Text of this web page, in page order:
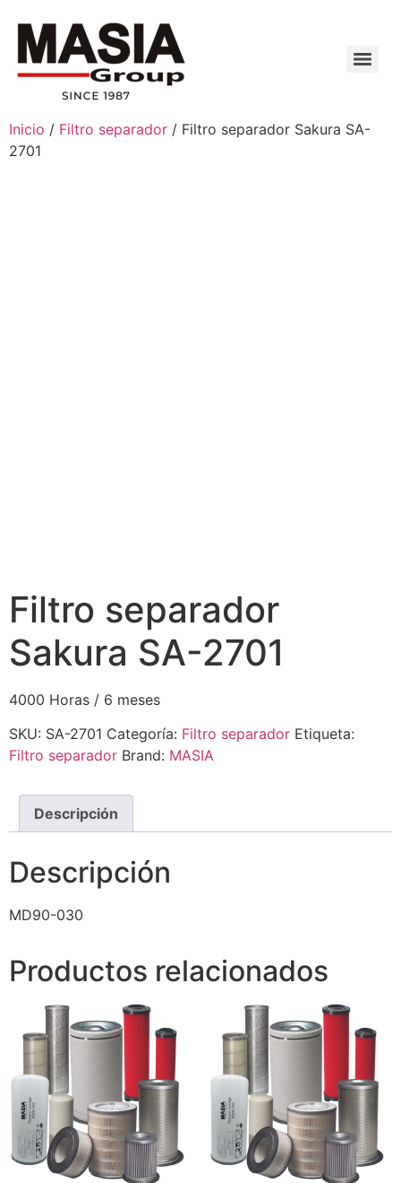
Inicio / Filtro separador / Filtro separador Sakura SA-
2701
Filtro separador
Sakura SA-2701
4000 Horas / 6 meses
SKU: SA-2701 Categoría: Filtro separador Etiqueta:
Filtro separador Brand: MASIA
Descripción
Descripción
MD90-030
Productos relacionados